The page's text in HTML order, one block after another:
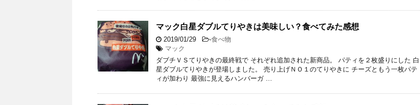
マック白星ダブルてりやきは美味しい？食べてみた感想
2019/01/29 -食べ物
マック
ダブチＶＳてりやきの最終戦で それぞれ追加された新商品。 パティを２枚盛りにした 白
星ダブルてりやきが登場しました。 売り上げＮＯ１のてりやきに チーズともう一枚パテ
ィが加わり 最強に見えるハンバーガ …